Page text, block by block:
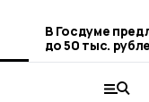
В Госдуме
до 50 тыс.